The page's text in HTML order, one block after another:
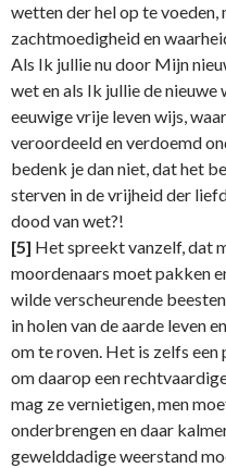
wetten der hel op te
zachtmoedigheid en
Als Ik jullie nu door Mijn
wet en als Ik jullie de
eeuwige vrije leven wijs,
veroordeeld en verdoemd
bedenk je dan niet, dat het
sterven in de vrijheid der
dood van wet?!
[5] Het spreekt vanzelf, dat
moordenaars moet pakken
wilde verscheurende
in holen van de aarde leven
om te roven. Het is zelfs een
om daarop een
mag ze vernietigen, men
onderbrengen en daar
gewelddadige weerstand